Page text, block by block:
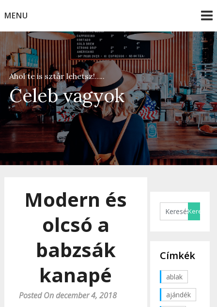
toMENU
Celeb vagyok
Ahol te is sztár lehetsz!…..
Modern és
olcsó a
babzsák
kanapé
Posted On december 4, 2018
Címkék
ablak
ajándék